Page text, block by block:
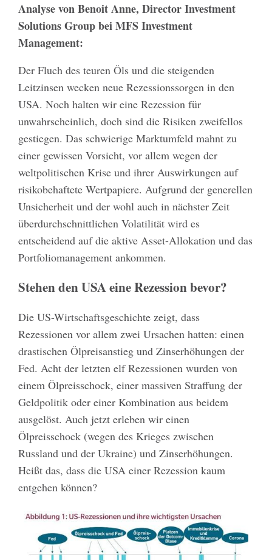
Analyse von Benoit Anne, Director Investment
Solutions Group bei MFS Investment
Management:
Der Fluch des teuren Öls und die steigenden
Leitzinsen wecken neue Rezessionssorgen in den
USA. Noch halten wir eine Rezession für
unwahrscheinlich, doch sind die Risiken zweifellos
gestiegen. Das schwierige Marktumfeld mahnt zu
einer gewissen Vorsicht, vor allem wegen der
weltpolitischen Krise und ihrer Auswirkungen auf
risikobehaftete Wertpapiere. Aufgrund der generellen
Unsicherheit und der wohl auch in nächster Zeit
überdurchschnittlichen Volatilität wird es
entscheidend auf die aktive Asset-Allokation und das
Portfoliomanagement ankommen.
Stehen den USA eine Rezession bevor?
Die US-Wirtschaftsgeschichte zeigt, dass
Rezessionen vor allem zwei Ursachen hatten: einen
drastischen Ölpreisanstieg und Zinserhöhungen der
Fed. Acht der letzten elf Rezessionen wurden von
einem Ölpreisschock, einer massiven Straffung der
Geldpolitik oder einer Kombination aus beidem
ausgelöst. Auch jetzt erleben wir einen
Ölpreisschock (wegen des Krieges zwischen
Russland und der Ukraine) und Zinserhöhungen.
Heißt das, dass die USA einer Rezession kaum
entgehen können?